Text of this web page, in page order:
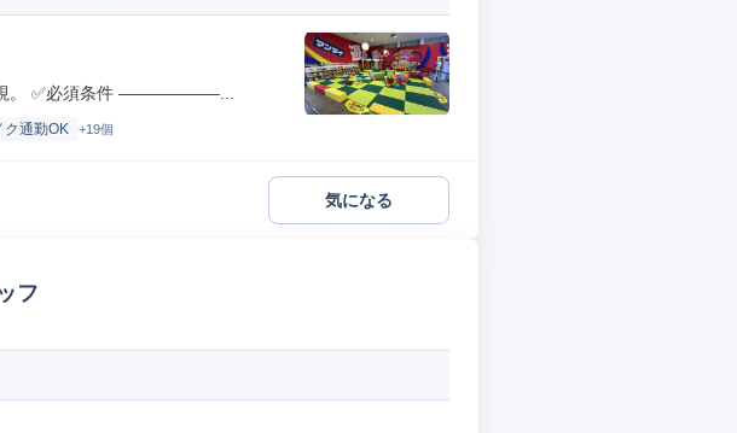
視。 ✅必須条件 ――――――...
ク通勤OK +19個
気になる
フ